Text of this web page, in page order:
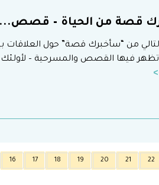
قصة من الحياة – قصص...
من “سأخبرك قصة” حول العلاقات
تظهر فيها القصص والمسرحية –
16 17 18 19 20 21 22